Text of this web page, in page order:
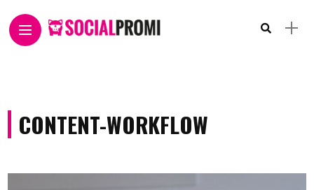
CONTENT-WORKFLOW